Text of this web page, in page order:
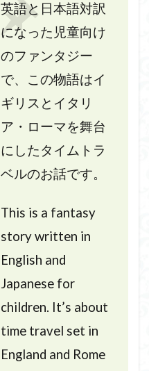
英語と日本語対訳
になった児童向け
のファンタジー
で、この物語はイ
ギリスとイタリ
ア・ローマを舞台
にしたタイムトラ
ベルのお話です。
This is a fantasy
story written in
English and
Japanese for
children. It’s about
time travel set in
England and Rome